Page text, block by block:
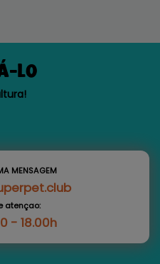
LO
MENSAGEM
atençao:
- 18.00h